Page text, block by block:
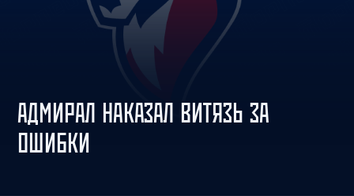
АДМИРАЛ НАКАЗАЛ ВИТЯЗЬ ЗА
ОШИБКИ